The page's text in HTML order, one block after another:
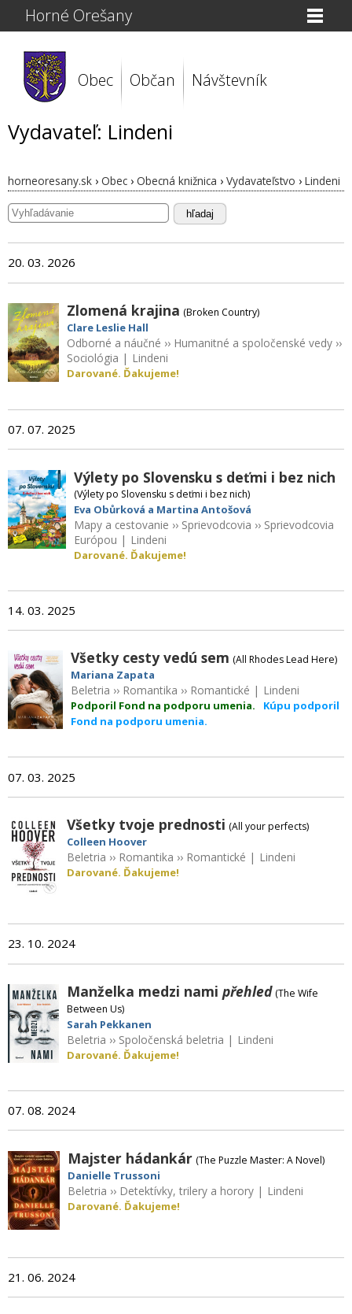
Horné Orešany
Obec Občan Návštevník
Vydavateľ: Lindeni
horneoresany.sk › Obec › Obecná knižnica › Vydavateľstvo › Lindeni
hľadaj
20. 03. 2026
Zlomená krajina (Broken Country)
Clare Leslie Hall
Odborné a náučné ›› Humanitné a spoločenské vedy ››
Sociológia | Lindeni
Darované. Ďakujeme!
07. 07. 2025
Výlety po Slovensku s deťmi i bez nich
(Výlety po Slovensku s deťmi i bez nich)
Eva Obůrková a Martina Antošová
Mapy a cestovanie ›› Sprievodcovia ›› Sprievodcovia
Európou | Lindeni
Darované. Ďakujeme!
14. 03. 2025
Všetky cesty vedú sem (All Rhodes Lead Here)
Mariana Zapata
Beletria ›› Romantika ›› Romantické | Lindeni
Podporil Fond na podporu umenia.
Kúpu podporil
Fond na podporu umenia.
07. 03. 2025
Všetky tvoje prednosti (All your perfects)
Colleen Hoover
Beletria ›› Romantika ›› Romantické | Lindeni
Darované. Ďakujeme!
23. 10. 2024
Manželka medzi nami přehled (The Wife
Between Us)
Sarah Pekkanen
Beletria ›› Spoločenská beletria | Lindeni
Darované. Ďakujeme!
07. 08. 2024
Majster hádankár (The Puzzle Master: A Novel)
Danielle Trussoni
Beletria ›› Detektívky, trilery a horory| Lindeni
Darované. Ďakujeme!
21. 06. 2024